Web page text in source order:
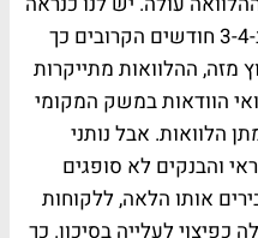
עוד 0.5%-1% העלאות בריבית ב-3-4 חודשים הקרובים כך
מזה, ההלוואות מתייקרות
הוודאות במשק המקומי
הלוואות. אבל נותני
והבנקים לא סופגים
אותו הלאה, ללקוחות
כפיצוי לעלייה בסיכון. כך